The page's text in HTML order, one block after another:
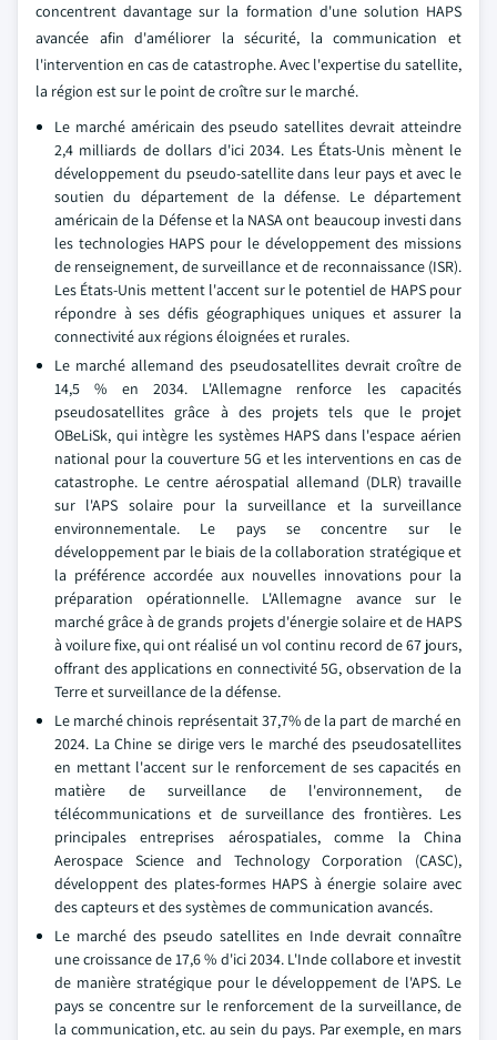
concentrent davantage sur la formation d'une solution HAPS
avancée afin d'améliorer la sécurité, la communication et
l'intervention en cas de catastrophe. Avec l'expertise du satellite,
la région est sur le point de croître sur le marché.
Le marché américain des pseudo satellites devrait atteindre
2,4 milliards de dollars d'ici 2034. Les États-Unis mènent le
développement du pseudo-satellite dans leur pays et avec le
soutien du département de la défense. Le département
américain de la Défense et la NASA ont beaucoup investi dans
les technologies HAPS pour le développement des missions
de renseignement, de surveillance et de reconnaissance (ISR).
Les États-Unis mettent l'accent sur le potentiel de HAPS pour
répondre à ses défis géographiques uniques et assurer la
connectivité aux régions éloignées et rurales.
Le marché allemand des pseudosatellites devrait croître de
14,5 % en 2034. L'Allemagne renforce les capacités
pseudosatellites grâce à des projets tels que le projet
OBeLiSk, qui intègre les systèmes HAPS dans l'espace aérien
national pour la couverture 5G et les interventions en cas de
catastrophe. Le centre aérospatial allemand (DLR) travaille
sur l'APS solaire pour la surveillance et la surveillance
environnementale. Le pays se concentre sur le
développement par le biais de la collaboration stratégique et
la préférence accordée aux nouvelles innovations pour la
préparation opérationnelle. L'Allemagne avance sur le
marché grâce à de grands projets d'énergie solaire et de HAPS
à voilure fixe, qui ont réalisé un vol continu record de 67 jours,
offrant des applications en connectivité 5G, observation de la
Terre et surveillance de la défense.
Le marché chinois représentait 37,7% de la part de marché en
2024. La Chine se dirige vers le marché des pseudosatellites
en mettant l'accent sur le renforcement de ses capacités en
matière de surveillance de l'environnement, de
télécommunications et de surveillance des frontières. Les
principales entreprises aérospatiales, comme la China
Aerospace Science and Technology Corporation (CASC),
développent des plates-formes HAPS à énergie solaire avec
des capteurs et des systèmes de communication avancés.
Le marché des pseudo satellites en Inde devrait connaître
une croissance de 17,6 % d'ici 2034. L'Inde collabore et investit
de manière stratégique pour le développement de l'APS. Le
pays se concentre sur le renforcement de la surveillance, de
la communication, etc. au sein du pays. Par exemple, en mars